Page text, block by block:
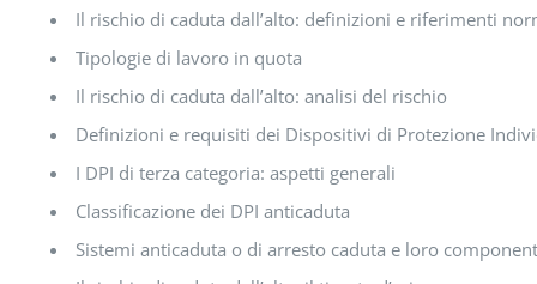
Il rischio di caduta dall’alto: definizioni e riferimenti
Tipologie di lavoro in quota
Il rischio di caduta dall’alto: analisi del rischio
Definizioni e requisiti dei Dispositivi di Protezione
I DPI di terza categoria: aspetti generali
Classificazione dei DPI anticaduta
Sistemi anticaduta o di arresto caduta e loro